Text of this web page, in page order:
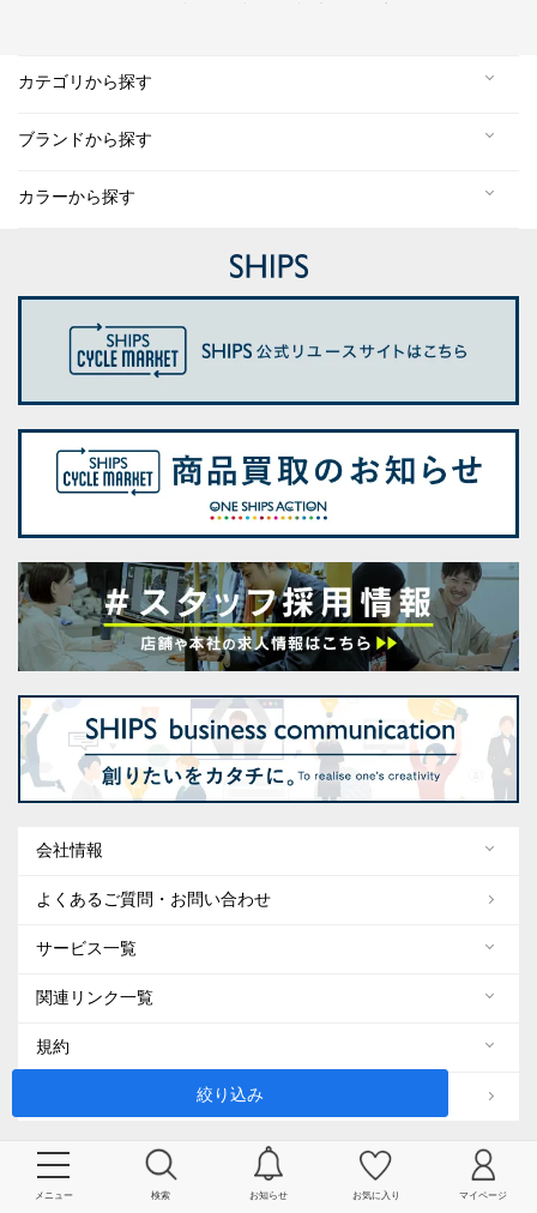
メニュー 検索 お知らせ お気に入り マイページ
絞り込み
カテゴリから探す
ブランドから探す
カラーから探す
会社情報
よくあるご質問・お問い合わせ
サービス一覧
関連リンク一覧
規約
SNS 公式アカウント